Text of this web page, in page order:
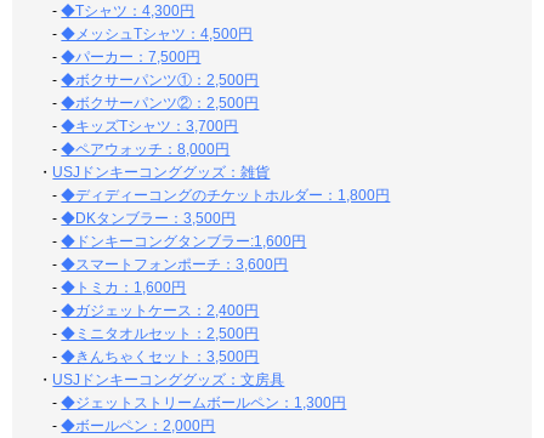
-◆Tシャツ：4,300円
-◆メッシュTシャツ：4,500円
-◆パーカー：7,500円
-◆ボクサーパンツ①：2,500円
-◆ボクサーパンツ②：2,500円
-◆キッズTシャツ：3,700円
-◆ペアウォッチ：8,000円
・ USJドンキーコンググッズ：雑貨
-◆ディディーコングのチケットホルダー：1,800円
-◆DKタンブラー：3,500円
-◆ドンキーコングタンブラー:1,600円
-◆スマートフォンポーチ：3,600円
-◆トミカ：1,600円
-◆ガジェットケース：2,400円
-◆ミニタオルセット：2,500円
-◆きんちゃくセット：3,500円
・ USJドンキーコンググッズ：文房具
-◆ジェットストリームボールペン：1,300円
-◆ボールペン：2,000円